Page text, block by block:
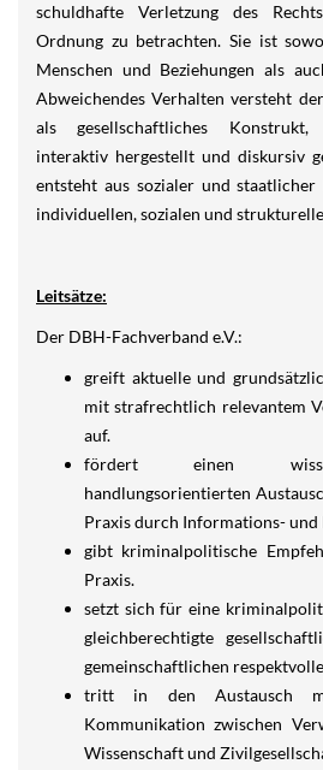
schuldhafte Verletzung des
Ordnung zu betrachten. Sie ist
Menschen und Beziehungen als
Abweichendes Verhalten versteht
als gesellschaftliches Konstrukt,
interaktiv hergestellt und diskursiv
entsteht aus sozialer und
individuellen, sozialen und
Leitsätze:
Der DBH-Fachverband e.V.:
greift aktuelle und
mit strafrechtlich relevantem
auf.
fördert einen
handlungsorientierten
Praxis durch Informations-
gibt kriminalpolitische
Praxis.
setzt sich für eine
gleichberechtigte
gemeinschaftlichen
tritt in den Austausch
Kommunikation zwischen
Wissenschaft und